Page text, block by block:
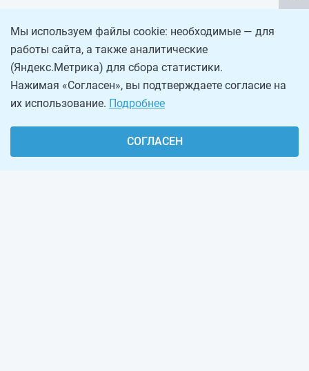
Мы используем файлы cookie: необходимые — для
работы сайта, а также аналитические
(Яндекс.Метрика) для сбора статистики.
Нажимая «Согласен», вы подтверждаете согласие на
их использование. Подробнее
СОГЛАСЕН